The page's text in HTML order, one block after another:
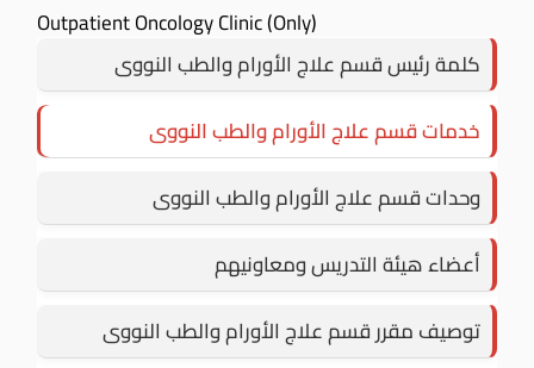
Outpatient Oncology Clinic (Only)
كلمة رئيس قسم علاج الأورام والطب النووى
خدمات قسم علاج الأورام والطب النووى
وحدات قسم علاج الأورام والطب النووى
أعضاء هيئة التدريس ومعاونيهم
توصيف مقرر قسم علاج الأورام والطب النووى